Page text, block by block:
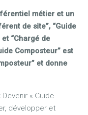
métier et un
de site”, “Guide
“Chargé de
Composteur” est
et donne
Devenir « Guide
développer et